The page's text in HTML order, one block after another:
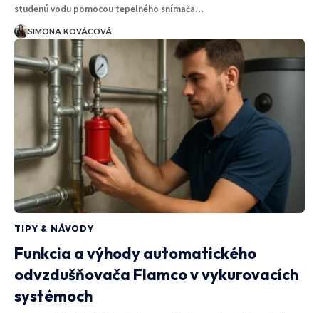
studenú vodu pomocou tepelného snímača…
SIMONA KOVÁCOVÁ
TIPY & NÁVODY
Funkcia a výhody automatického
odvzdušňovača Flamco v vykurovacích
systémoch